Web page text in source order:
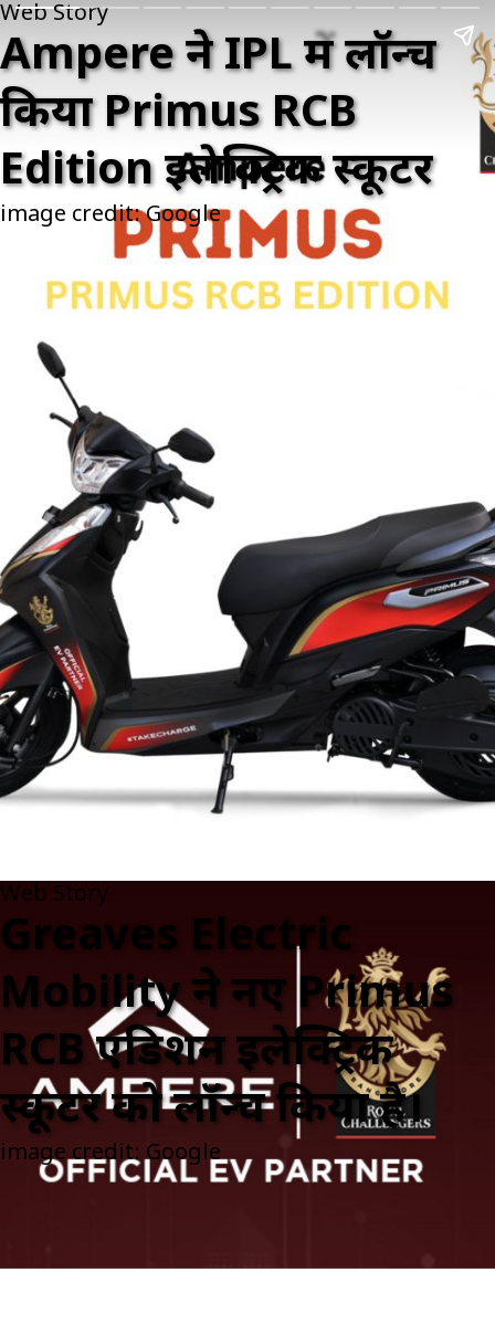
Web Story
Ampere ने IPL में लॉन्च
किया Primus RCB
Edition इलेक्ट्रिक स्कूटर
image credit: Google
Web Story
Greaves Electric
Mobility ने नए Primus
RCB एडिशन इलेक्ट्रिक
स्कूटर को लॉन्च किया है।
image credit: Google